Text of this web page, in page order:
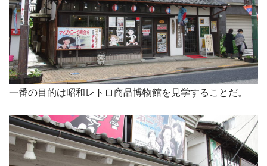
一番の目的は昭和レトロ商品博物館を見学することだ。